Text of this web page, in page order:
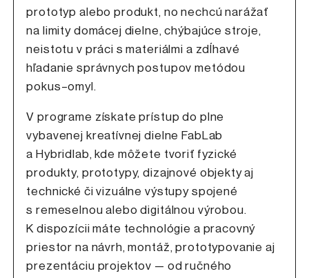
prototyp alebo produkt, no nechcú narážať
na limity domácej dielne, chýbajúce stroje,
neistotu v práci s materiálmi a zdĺhavé
hľadanie správnych postupov metódou
pokus–omyl.
V programe získate prístup do plne
vybavenej kreatívnej dielne FabLab
a Hybridlab, kde môžete tvoriť fyzické
produkty, prototypy, dizajnové objekty aj
technické či vizuálne výstupy spojené
s remeselnou alebo digitálnou výrobou.
K dispozícii máte technológie a pracovný
priestor na návrh, montáž, prototypovanie aj
prezentáciu projektov — od ručného